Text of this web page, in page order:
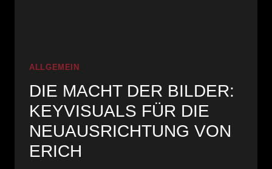
ALLGEMEIN
DIE MACHT DER BILDER:
KEYVISUALS FÜR DIE
NEUAUSRICHTUNG VON
ERICH